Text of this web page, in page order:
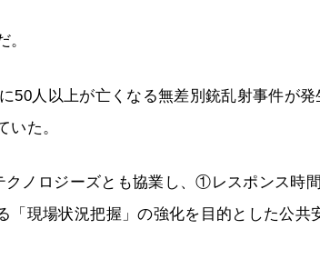
。
50人以上が亡くなる無差別銃乱射事件が
いた。
ノロジーズとも協業し、①レスポンス時
現場状況把握」の強化を目的とした公共